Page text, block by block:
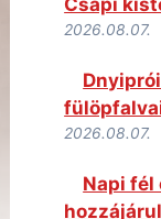
2026.08.07.
2026.08.07.
Napi fél